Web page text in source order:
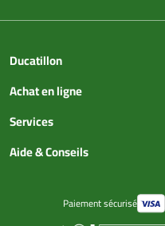
Ducatillon
Achat en ligne
Services
Aide & Conseils
Paiement sécurisé